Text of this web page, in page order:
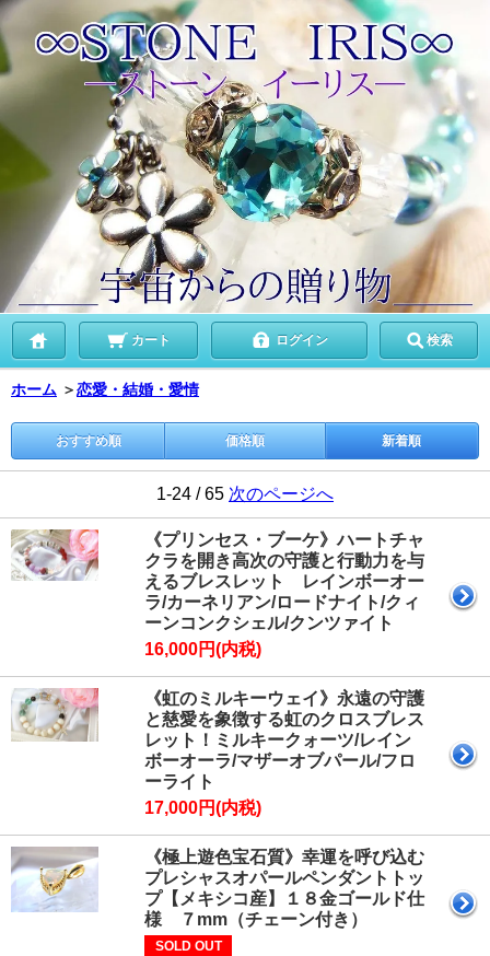
カート ログイン 検索
ホーム ＞恋愛・結婚・愛情
おすすめ順 価格順 新着順
1-24 / 65 次のページへ
《プリンセス・ブーケ》ハートチャ
クラを開き高次の守護と行動力を与
えるブレスレット レインボーオー
ラ/カーネリアン/ロードナイト/クィ
ーンコンクシェル/クンツァイト
16,000円(内税)
《虹のミルキーウェイ》永遠の守護
と慈愛を象徴する虹のクロスブレス
レット！ミルキークォーツ/レイン
ボーオーラ/マザーオブパール/フロ
ーライト
17,000円(内税)
《極上遊色宝石質》幸運を呼び込む
プレシャスオパールペンダントトッ
プ【メキシコ産】１８金ゴールド仕
様 ７mm（チェーン付き）
SOLD OUT